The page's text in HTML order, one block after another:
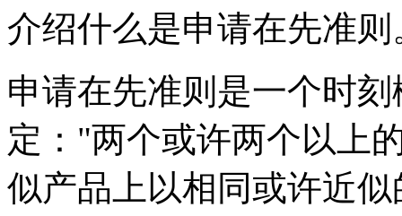
介绍什么是申请在先准则
申请在先准则是一个时
定："两个或许两个以上
似产品上以相同或许近